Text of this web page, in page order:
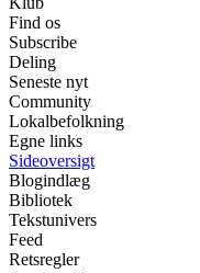
Find os
Subscribe
Deling
Seneste nyt
Community
Lokalbefolkning
Egne links
Sideoversigt
Blogindlæg
Bibliotek
Tekstunivers
Feed
Retsregler